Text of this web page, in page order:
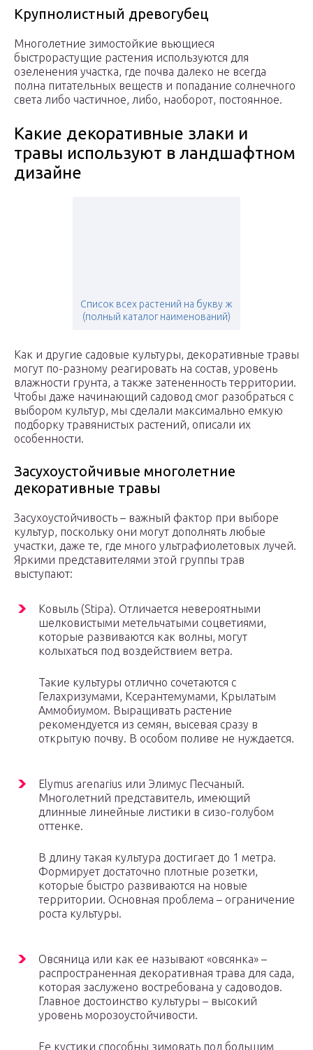
Крупнолистный древогубец
Многолетние зимостойкие вьющиеся
быстрорастущие растения используются для
озеленения участка, где почва далеко не всегда
полна питательных веществ и попадание солнечного
света либо частичное, либо, наоборот, постоянное.
Какие декоративные злаки и
травы используют в ландшафтном
дизайне
Список всех растений на букву ж
(полный каталог наименований)
Как и другие садовые культуры, декоративные травы
могут по-разному реагировать на состав, уровень
влажности грунта, а также затененность территории.
Чтобы даже начинающий садовод смог разобраться с
выбором культур, мы сделали максимально емкую
подборку травянистых растений, описали их
особенности.
Засухоустойчивые многолетние
декоративные травы
Засухоустойчивость – важный фактор при выборе
культур, поскольку они могут дополнять любые
участки, даже те, где много ультрафиолетовых лучей.
Яркими представителями этой группы трав
выступают:
Ковыль (Stipa). Отличается невероятными
шелковистыми метельчатыми соцветиями,
которые развиваются как волны, могут
колыхаться под воздействием ветра.
Такие культуры отлично сочетаются с
Гелахризумами, Ксерантемумами, Крылатым
Аммобиумом. Выращивать растение
рекомендуется из семян, высевая сразу в
открытую почву. В особом поливе не нуждается.
Elymus arenarius или Элимус Песчаный.
Многолетний представитель, имеющий
длинные линейные листики в сизо-голубом
оттенке.
В длину такая культура достигает до 1 метра.
Формирует достаточно плотные розетки,
которые быстро развиваются на новые
территории. Основная проблема – ограничение
роста культуры.
Овсяница или как ее называют «овсянка» –
распространенная декоративная трава для сада,
которая заслужено востребована у садоводов.
Главное достоинство культуры – высокий
уровень морозоустойчивости.
Ее кустики способны зимовать под большим